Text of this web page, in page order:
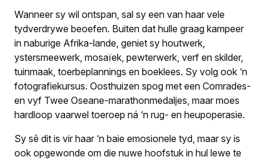
Wanneer sy wil ontspan, sal sy een van haar vele
tydverdrywe beoefen. Buiten dat hulle graag kampeer
in naburige Afrika-lande, geniet sy houtwerk,
ystersmeewerk, mosaïek, pewterwerk, verf en skilder,
tuinmaak, toerbeplannings en boeklees. Sy volg ook ‘n
fotografiekursus. Oosthuizen spog met een Comrades-
en vyf Twee Oseane-marathonmedaljes, maar moes
hardloop vaarwel toeroep ná ‘n rug- en heupoperasie.
Sy sê dit is vir haar ‘n baie emosionele tyd, maar sy is
ook opgewonde om die nuwe hoofstuk in hul lewe te